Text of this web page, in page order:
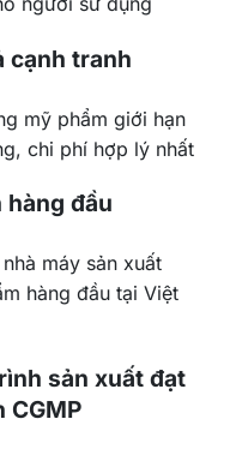
cạnh tranh
mỹ phẩm giới hạn
chi phí hợp lý nhất
hàng đầu
máy sản xuất
hàng đầu tại Việt
sản xuất đạt
CGMP